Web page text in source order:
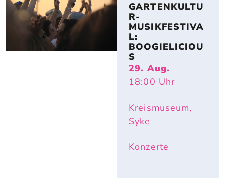
GARTENKULTU
R-
MUSIKFESTIVA
L:
BOOGIELICIOU
S
29. Aug.
18:00 Uhr
Kreismuseum,
Syke
Konzerte